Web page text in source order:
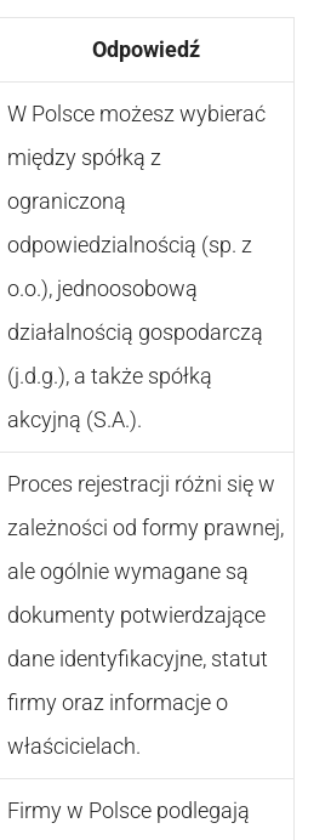
Odpowiedź
W Polsce możesz wybierać
między spółką z
ograniczoną
odpowiedzialnością (sp. z
o.o.), jednoosobową
działalnością gospodarczą
(j.d.g.), a także spółką
akcyjną (S.A.).
Proces rejestracji różni się w
zależności od formy prawnej,
ale ogólnie wymagane są
dokumenty potwierdzające
dane identyfikacyjne, statut
firmy oraz informacje o
właścicielach.
Firmy w Polsce podlegają